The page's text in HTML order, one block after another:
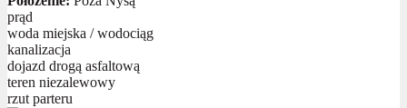
prąd
woda miejska / wodociąg
kanalizacja
dojazd drogą asfaltową
teren niezalewowy
rzut parteru